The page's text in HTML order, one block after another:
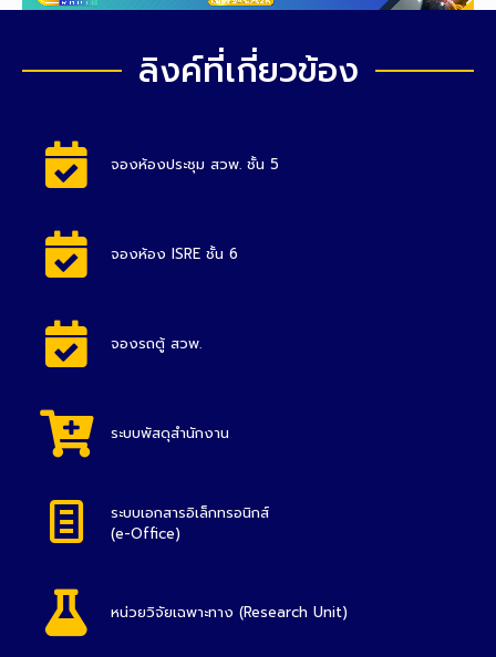
ลิงค์ที่เกี่ยวข้อง
จองห้องประชุม สวพ. ชั้น 5
จองห้อง ISRE ชั้น 6
จองรถตู้ สวพ.
ระบบพัสดุสำนักงาน
ระบบเอกสารอิเล็กทรอนิกส์
(e-Office)
หน่วยวิจัยเฉพาะทาง (Research Unit)